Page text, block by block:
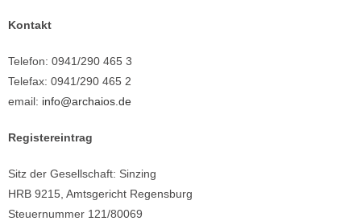
Kontakt
Telefon: 0941/290 465 3
Telefax: 0941/290 465 2
email: info@archaios.de
Registereintrag
Sitz der Gesellschaft: Sinzing
HRB 9215, Amtsgericht Regensburg
Steuernummer 121/80069